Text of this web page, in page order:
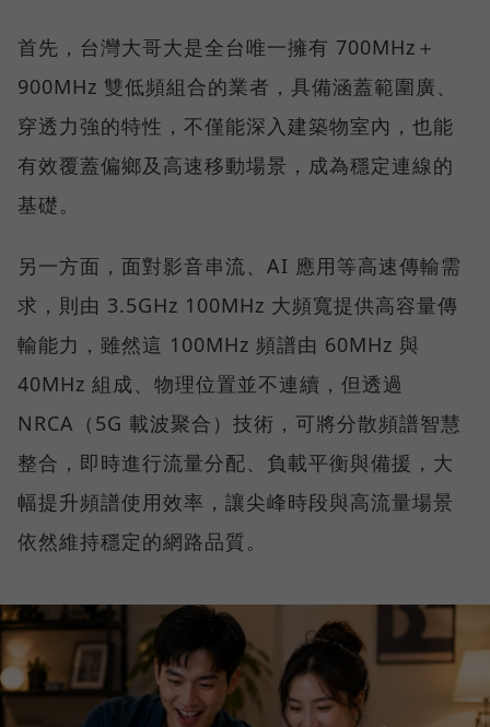
首先，台灣大哥大是全台唯一擁有 700MHz＋
900MHz 雙低頻組合的業者，具備涵蓋範圍廣、
穿透力強的特性，不僅能深入建築物室內，也能
有效覆蓋偏鄉及高速移動場景，成為穩定連線的
基礎。
另一方面，面對影音串流、AI 應用等高速傳輸需
求，則由 3.5GHz 100MHz 大頻寬提供高容量傳
輸能力，雖然這 100MHz 頻譜由 60MHz 與
40MHz 組成、物理位置並不連續，但透過
NRCA（5G 載波聚合）技術，可將分散頻譜智慧
整合，即時進行流量分配、負載平衡與備援，大
幅提升頻譜使用效率，讓尖峰時段與高流量場景
依然維持穩定的網路品質。